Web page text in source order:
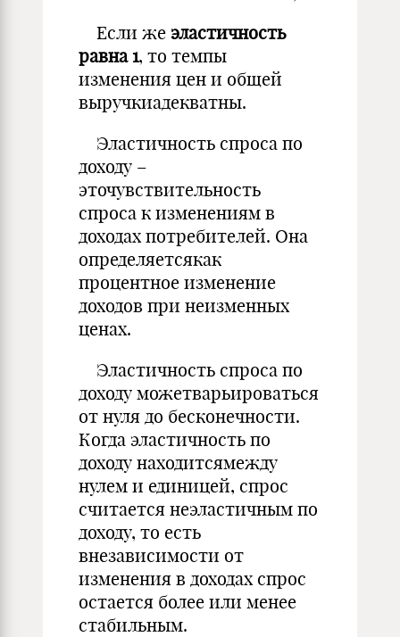
Если же эластичность
равна 1, то темпы
изменения цен и общей
выручкиадекватны.
Эластичность спроса по
доходу –
эточувствительность
спроса к изменениям в
доходах потребителей. Она
определяетсякак
процентное изменение
доходов при неизменных
ценах.
Эластичность спроса по
доходу можетварьироваться
от нуля до бесконечности.
Когда эластичность по
доходу находитсямежду
нулем и единицей, спрос
считается неэластичным по
доходу, то есть
внезависимости от
изменения в доходах спрос
остается более или менее
стабильным.